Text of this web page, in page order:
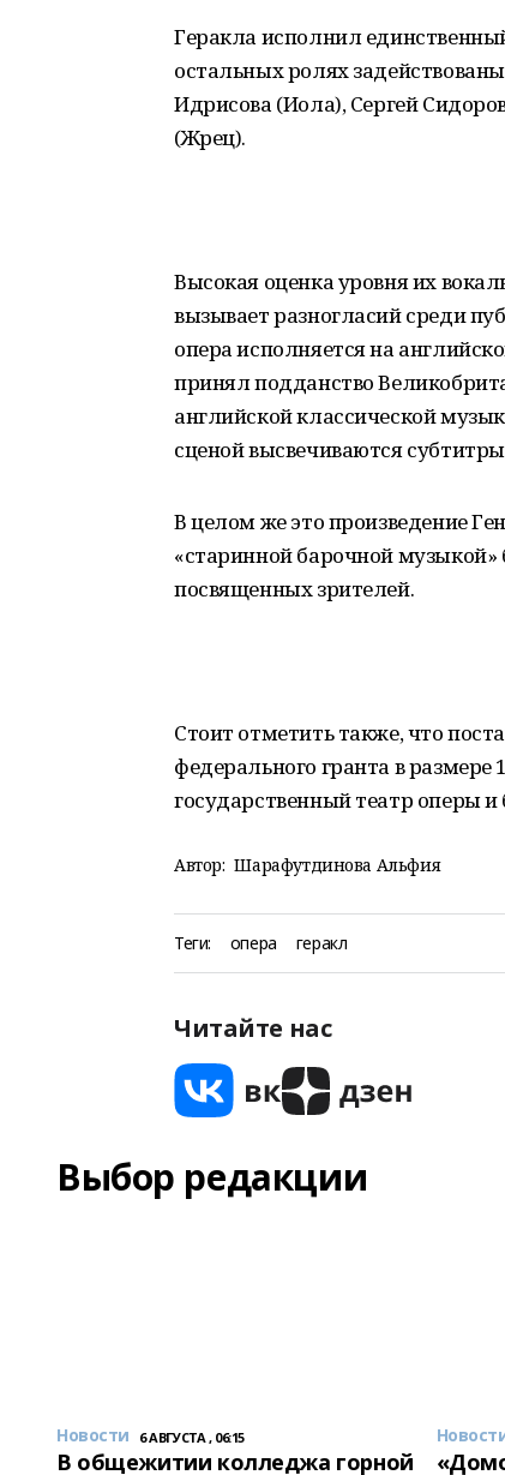
Геракла исполнил
остальных ролях
Идрисова (Иола), Сергей
(Жрец).
Высокая оценка уровня их
вызывает разногласий среди
опера исполняется на
принял подданство
английской классической
сценой высвечиваются
В целом же это произведение
«старинной барочной
посвященных зрителей.
Стоит отметить также, что
федерального гранта в
государственный театр оперы
Автор: Шарафутдинова Альфия
Теги: опера геракл
Читайте нас
Выбор редакции
Новости 6 АВГУСТА , 06:15
В общежитии колледжа горной